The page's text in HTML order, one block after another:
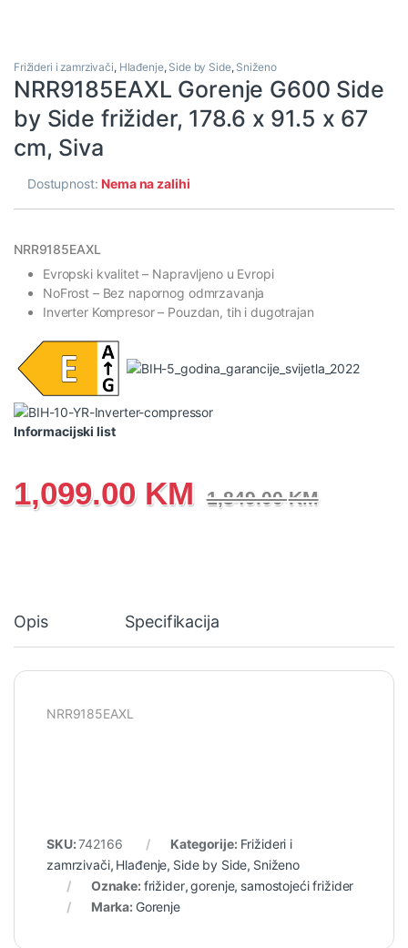
Frižideri i zamrzivači, Hlađenje, Side by Side, Sniženo
NRR9185EAXL Gorenje G600 Side
by Side frižider, 178.6 x 91.5 x 67
cm, Siva
Dostupnost:Nema na zalihi
NRR9185EAXL
Evropski kvalitet– Napravljeno u Evropi
NoFrost – Bez napornog odmrzavanja
Inverter Kompresor– Pouzdan, tih i dugotrajan
Informacijski list
1,099.00 KM 1,849.00KM
Opis Specifikacija
NRR9185EAXL
SKU:742166 Kategorije: Frižideri i
zamrzivači, Hlađenje, Side by Side, Sniženo
Oznake: frižider,gorenje, samostojeći frižider
Marka: Gorenje